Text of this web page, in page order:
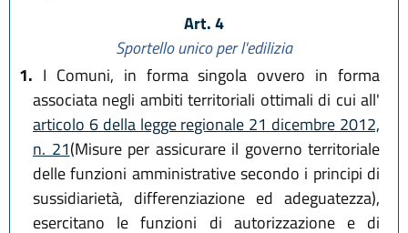
Art. 4
Sportello unico per l'edilizia
1. I Comuni, in forma singola ovvero in forma
associata negli ambiti territoriali ottimali di cui all'
articolo 6 della legge regionale 21 dicembre 2012,
n. 21(Misure per assicurare il governo territoriale
delle funzioni amministrative secondo i principi di
sussidiarietà, differenziazione ed adeguatezza),
esercitano le funzioni di autorizzazione e di